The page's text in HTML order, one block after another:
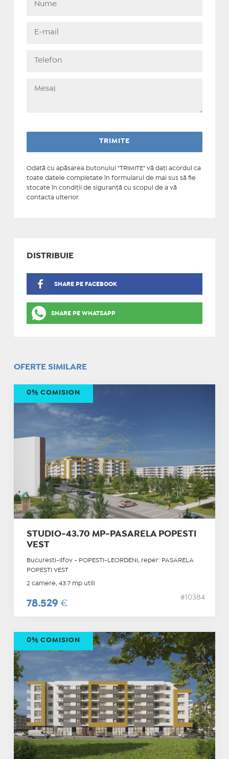
Odată cu apăsarea butonului "TRIMITE" vă daţi acordul ca
toate datele completate în formularul de mai sus să fie
stocate în condiţii de siguranţă cu scopul de a vă
contacta ulterior.
DISTRIBUIE
SHARE PE FACEBOOK
SHARE PE WHATSAPP
OFERTE SIMILARE
STUDIO-43.70 MP-PASARELA POPESTI
VEST
Bucuresti-Ilfov - POPESTI-LEORDENI, reper: PASARELA
POPESTI VEST
2 camere, 43.7 mp utili
78.529 €
#10384
0% COMISION
0% COMISION